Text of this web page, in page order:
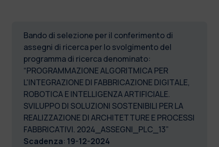
Bando di selezione per il conferimento di
assegni di ricerca per lo svolgimento del
programma di ricerca denominato:
“PROGRAMMAZIONE ALGORITMICA PER
L'INTEGRAZIONE DI FABBRICAZIONE DIGITALE,
ROBOTICA E INTELLIGENZA ARTIFICIALE.
SVILUPPO DI SOLUZIONI SOSTENIBILI PER LA
REALIZZAZIONE DI ARCHITETTURE E PROCESSI
FABBRICATIVI. 2024_ASSEGNI_PLC_13”
Scadenza: 19-12-2024